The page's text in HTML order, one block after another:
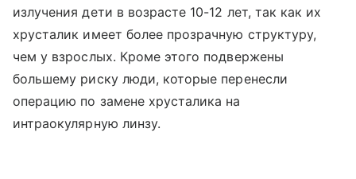
излучения дети в возрасте 10-12 лет, так как их
хрусталик имеет более прозрачную структуру,
чем у взрослых. Кроме этого подвержены
большему риску люди, которые перенесли
операцию по замене хрусталика на
интраокулярную линзу.